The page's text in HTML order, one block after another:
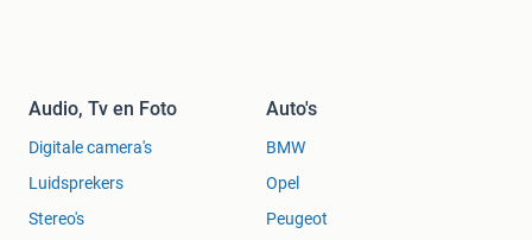
Audio, Tv en Foto
Digitale camera's
Luidsprekers
Stereo's
Auto's
BMW
Opel
Peugeot